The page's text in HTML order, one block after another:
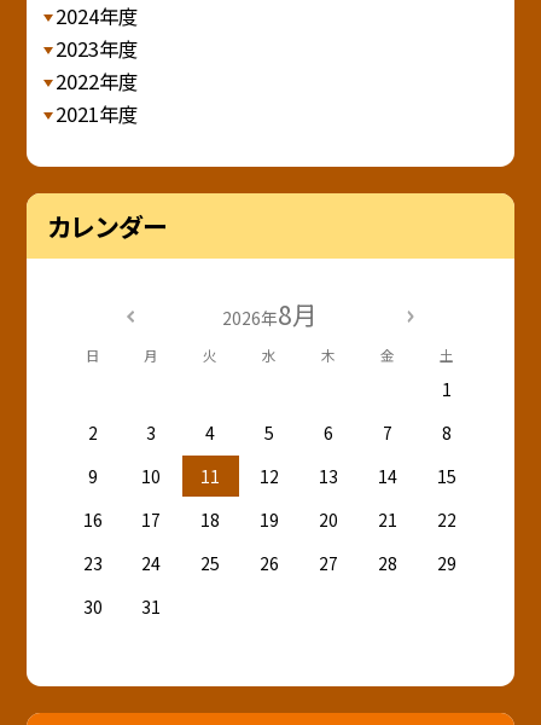
2024年度
2023年度
2022年度
2021年度
カレンダー
2026年8月
日 月 火 水 木 金 土
1
2
3 4 5 6 7
8
9
10 11 12 13 14
15
16
17 18 19 20 21
22
23
24 25 26 27 28
29
30
31